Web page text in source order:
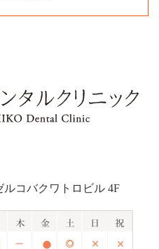
ルコバクワトロビル 4F